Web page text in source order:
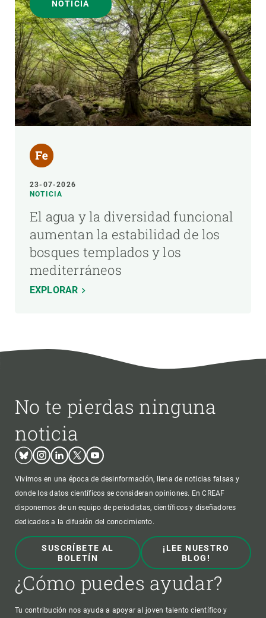
NOTICIA
23-07-2026
NOTICIA
El agua y la diversidad funcional
aumentan la estabilidad de los
bosques templados y los
mediterráneos
EXPLORAR
No te pierdas ninguna
noticia
BlueskyInstagram
LinkedinTwitterYoutube
Vivimos en una época de desinformación, llena de noticias falsas y
donde los datos científicos se consideran opiniones. En CREAF
disponemos de un equipo de periodistas, científicos y diseñadores
dedicados a la difusión del conocimiento.
SUSCRÍBETE AL
BOLETÍN
¡LEE NUESTRO
BLOG!
¿Cómo puedes ayudar?
Tu contribución nos ayuda a apoyar al joven talento científico y